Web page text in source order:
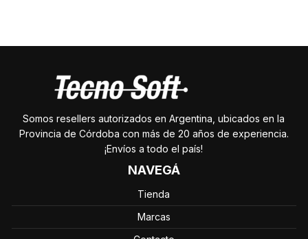
Somos resellers autorizados en Argentina, ubicados en la
Provincia de Córdoba con más de 20 años de experiencia.
¡Envíos a todo el país!
NAVEGÁ
Tienda
Marcas